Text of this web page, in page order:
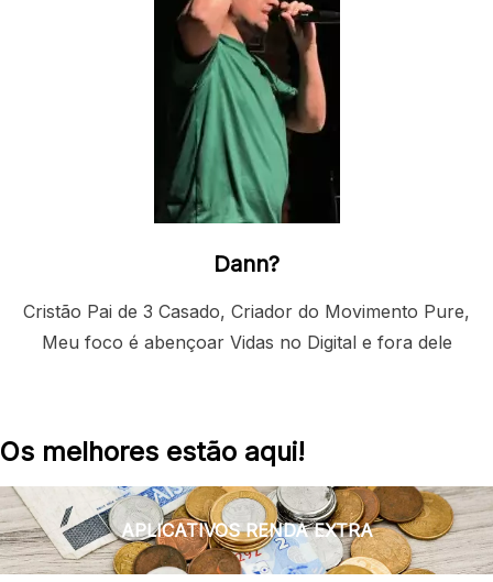
Dann?
Cristão Pai de 3 Casado, Criador do Movimento Pure,
Meu foco é abençoar Vidas no Digital e fora dele
Os melhores estão aqui!
APLICATIVOS RENDA EXTRA